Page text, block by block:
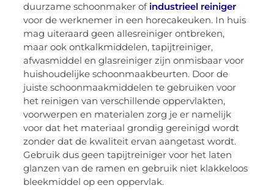
duurzame schoonmaker of industrieel reiniger
voor de werknemer in een horecakeuken. In huis
mag uiteraard geen allesreiniger ontbreken,
maar ook ontkalkmiddelen, tapijtreiniger,
afwasmiddel en glasreiniger zijn onmisbaar voor
huishoudelijke schoonmaakbeurten. Door de
juiste schoonmaakmiddelen te gebruiken voor
het reinigen van verschillende oppervlakten,
voorwerpen en materialen zorg je er namelijk
voor dat het materiaal grondig gereinigd wordt
zonder dat de kwaliteit ervan aangetast wordt.
Gebruik dus geen tapijtreiniger voor het laten
glanzen van de ramen en gebruik niet klakkeloos
bleekmiddel op een oppervlak.